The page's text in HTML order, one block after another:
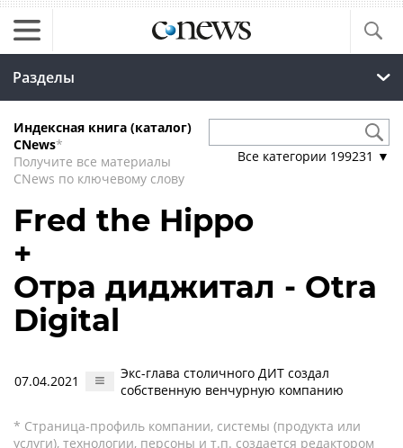
Разделы
Индексная книга (каталог)
CNews*
Получите все материалы
CNews по ключевому слову
Все категории 199231 ▼
Fred the Hippo
+
Отра диджитал - Otra
Digital
07.04.2021
Экс-глава столичного ДИТ создал
собственную венчурную компанию
* Страница-профиль компании, системы (продукта или
услуги), технологии, персоны и т.п. создается редактором